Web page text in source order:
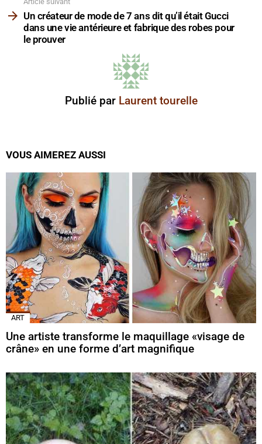
Un créateur de mode de 7 ans dit qu’il était Gucci
dans une vie antérieure et fabrique des robes pour
le prouver
Publié par Laurent tourelle
VOUS AIMEREZ AUSSI
ART
Une artiste transforme le maquillage «visage de
crâne» en une forme d’art magnifique